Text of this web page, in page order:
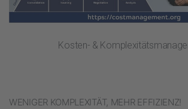
Kosten- &
WENIGER KOMPLEXITÄT, MEHR EFFIZIENZ!